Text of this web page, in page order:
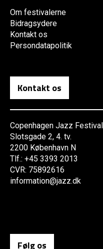
Om festivalerne
Bidragsydere
Kontakt os
Persondatapolitik
Kontakt os
Copenhagen Jazz
Slotsgade 2, 4. tv.
2200 København N
Tlf.: +45 3393 2013
CVR: 75892616
information@jazz.dk
Følg os